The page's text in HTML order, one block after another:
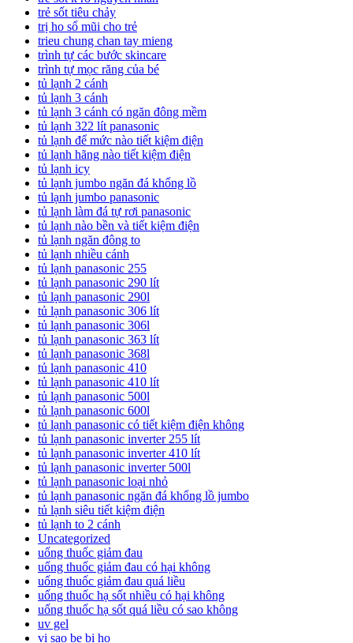
trẻ sốt tiêu chảy
trị ho sổ mũi cho trẻ
trieu chung chan tay mieng
trình tự các bước skincare
trình tự mọc răng của bé
tủ lạnh 2 cánh
tủ lạnh 3 cánh
tủ lạnh 3 cánh có ngăn đông mềm
tủ lạnh 322 lít panasonic
tủ lạnh để mức nào tiết kiệm điện
tủ lạnh hãng nào tiết kiệm điện
tủ lạnh icy
tủ lạnh jumbo ngăn đá khổng lồ
tủ lạnh jumbo panasonic
tủ lạnh làm đá tự rơi panasonic
tủ lạnh nào bền và tiết kiệm điện
tủ lạnh ngăn đông to
tủ lạnh nhiều cánh
tủ lạnh panasonic 255
tủ lạnh panasonic 290 lít
tủ lạnh panasonic 290l
tủ lạnh panasonic 306 lít
tủ lạnh panasonic 306l
tủ lạnh panasonic 363 lít
tủ lạnh panasonic 368l
tủ lạnh panasonic 410
tủ lạnh panasonic 410 lít
tủ lạnh panasonic 500l
tủ lạnh panasonic 600l
tủ lạnh panasonic có tiết kiệm điện không
tủ lạnh panasonic inverter 255 lít
tủ lạnh panasonic inverter 410 lít
tủ lạnh panasonic inverter 500l
tủ lạnh panasonic loại nhỏ
tủ lạnh panasonic ngăn đá khổng lồ jumbo
tủ lạnh siêu tiết kiệm điện
tủ lạnh to 2 cánh
Uncategorized
uống thuốc giảm đau
uống thuốc giảm đau có hại không
uống thuốc giảm đau quá liều
uống thuốc hạ sốt nhiều có hại không
uống thuốc hạ sốt quá liều có sao không
uv gel
vi sao be bi ho